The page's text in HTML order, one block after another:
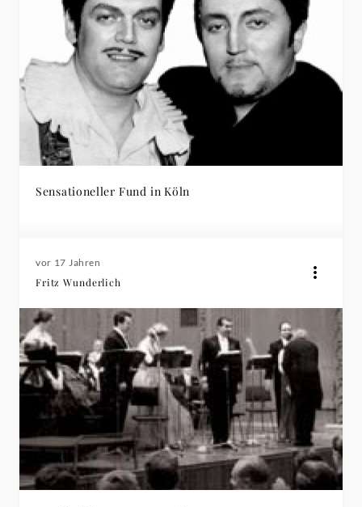
Sensationeller Fund in Köln
vor 17 Jahren
Fritz Wunderlich